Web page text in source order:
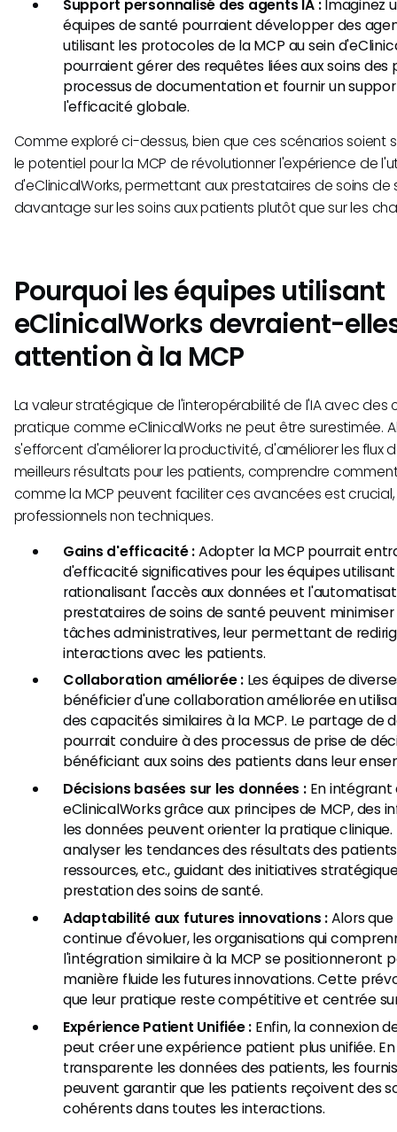
Support personnalisé des agents IA :Imaginez
équipes de santé pourraient développer des
utilisant les protocoles de la MCP au sein
pourraient gérer des requêtes liées aux soins des
processus de documentation et fournir un
l'efficacité globale.
Comme exploré ci-dessus, bien que ces scénarios soient
le potentiel pour la MCP de révolutionner l'expérience de
d'eClinicalWorks, permettant aux prestataires de soins
davantage sur les soins aux patients plutôt que sur les
Pourquoi les équipes utilisant
eClinicalWorks devraient-
attention à la MCP
La valeur stratégique de l'interopérabilité de l'IA avec des
pratique comme eClinicalWorks ne peut être surestimée.
s'efforcent d'améliorer la productivité, d'améliorer les flux
meilleurs résultats pour les patients, comprendre
comme la MCP peuvent faciliter ces avancées est
professionnels non techniques.
Gains d'efficacité :Adopter la MCP pourrait
d'efficacité significatives pour les équipes utilisant
rationalisant l'accès aux données et
prestataires de soins de santé peuvent
tâches administratives, leur permettant de
interactions avec les patients.
Collaboration améliorée :Les équipes de
bénéficier d'une collaboration améliorée en
des capacités similaires à la MCP. Le partage de
pourrait conduire à des processus de prise de
bénéficiant aux soins des patients dans leur
Décisions basées sur les données :En intégrant
eClinicalWorks grâce aux principes de MCP, des
les données peuvent orienter la pratique
analyser les tendances des résultats des
ressources, etc., guidant des initiatives
prestation des soins de santé.
Adaptabilité aux futures innovations :Alors
continue d'évoluer, les organisations qui
l'intégration similaire à la MCP se positionneront
manière fluide les futures innovations. Cette
que leur pratique reste compétitive et centrée
Expérience Patient Unifiée : Enfin, la connexion
peut créer une expérience patient plus unifiée.
transparente les données des patients, les
peuvent garantir que les patients reçoivent des
cohérents dans toutes les interactions.